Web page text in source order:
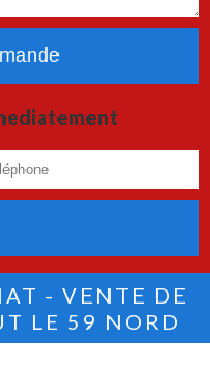
- VENTE DE
LE 59 NORD